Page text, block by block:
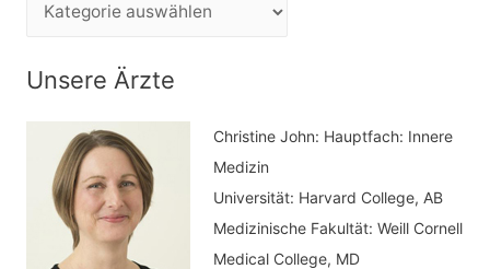
tUnsere Ärzte
Christine John: Hauptfach: Innere
Medizin
Universität: Harvard College, AB
Medizinische Fakultät: Weill Cornell
Medical College, MD